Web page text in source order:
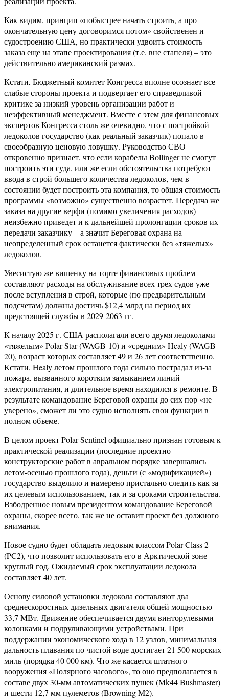
Как видим, принцип «побыстрее начать строить, а про
окончательную цену договоримся потом» свойственен и
судостроению США, но практически удвоить стоимость
заказа еще на этапе проектирования (т.е. вне стапеля) – это
действительно американский размах.
Кстати, Бюджетный комитет Конгресса вполне осознает все
слабые стороны проекта и подвергает его справедливой
критике за низкий уровень организации работ и
неэффективный менеджмент. Вместе с этем для финансовых
экспертов Конгресса столь же очевидно, что с постройкой
ледоколов государство (как реальный заказчик) попало в
своеобразную ценовую ловушку. Руководство СВО
откровенно признает, что если корабелы Bollinger не смогут
построить эти суда, или же если обстоятельства потребуют
ввода в строй большего количества ледоколов, чем в
состоянии будет построить эта компания, то общая стоимость
программы «возможно» существенно возрастет. Передача же
заказа на другие верфи (помимо увеличения расходов)
неизбежно приведет и к дальнейшей пролонгации сроков их
передачи заказчику – а значит Береговая охрана на
неопределенный срок останется фактически без «тяжелых»
ледоколов.
Увесистую же вишенку на торте финансовых проблем
составляют расходы на обслуживание всех трех судов уже
после вступления в строй, которые (по предварительным
подсчетам) должны достичь $12,4 млрд на период их
предстоящей службы в 2029-2063 гг.
К началу 2025 г. США располагали всего двумя ледоколами –
«тяжелым» Polar Star (WAGB-10) и «средним» Healy (WAGB-
20), возраст которых составляет 49 и 26 лет соответственно.
Кстати, Healy летом прошлого года сильно пострадал из-за
пожара, вызванного коротким замыканием линий
электропитания, и длительное время находился в ремонте. В
результате командование Береговой охраны до сих пор «не
уверено», сможет ли это судно исполнять свои функции в
полном объеме.
В целом проект Polar Sentinel официально признан готовым к
практической реализации (последние проектно-
конструкторские работ в авральном порядке завершались
летом-осенью прошлого года), деньги (с «модификацией»)
государство выделило и намерено пристально следить как за
их целевым использованием, так и за сроками строительства.
Взбодренное новым президентом командование Береговой
охраны, скорее всего, так же не оставит проект без должного
внимания.
Новое судно будет обладать ледовым классом Polar Class 2
(PC2), что позволит использовать его в Арктической зоне
круглый год. Ожидаемый срок эксплуатации ледокола
составляет 40 лет.
Основу силовой установки ледокола составляют два
среднескоростных дизельных двигателя общей мощностью
33,7 МВт. Движение обеспечивается двумя винторулевыми
колонками и подруливающими устройствами. При
поддержании экономического хода в 12 узлов, минимальная
дальность плавания по чистой воде достигает 21 500 морских
миль (порядка 40 000 км). Что же касается штатного
вооружения «Полярного часового», то оно предполагается в
составе двух 30-мм автоматических пушек (Mk44 Bushmaster)
и шести 12,7 мм пулеметов (Browning M2).